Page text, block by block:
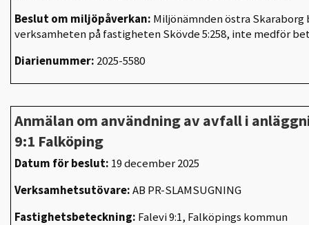
Beslut om miljöpåverkan: Miljönämnden östra
verksamheten på fastigheten Skövde 5:258, inte medför
Diarienummer: 2025-5580
Anmälan om användning av avfall i
9:1 Falköping
Datum för beslut: 19 december 2025
Verksamhetsutövare:AB PR-SLAMSUGNING
Fastighetsbeteckning: Falevi 9:1, Falköpings kommun